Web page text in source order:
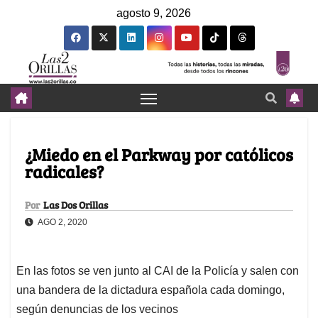
agosto 9, 2026
¿Miedo en el Parkway por católicos
radicales?
Por Las Dos Orillas
AGO 2, 2020
En las fotos se ven junto al CAI de la Policía y salen con
una bandera de la dictadura española cada domingo,
según denuncias de los vecinos